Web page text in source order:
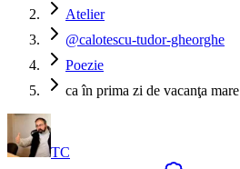
Atelier
@calotescu-tudor-gheorghe
Poezie
ca în prima zi de vacanţa mare
TC